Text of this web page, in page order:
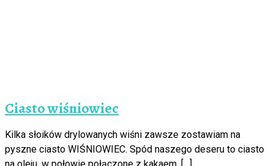
Ciasto wiśniowiec
Kilka słoików drylowanych wiśni zawsze zostawiam na
pyszne ciasto WIŚNIOWIEC. Spód naszego deseru to ciasto
na oleju, w połowie połączone z kakaem. […]